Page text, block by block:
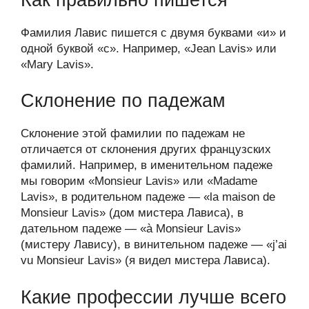
Фамилия Лавис пишется с двумя буквами «и» и
одной буквой «с». Например, «Jean Lavis» или
«Mary Lavis».
Склонение по падежам
Склонение этой фамилии по падежам не
отличается от склонения других французских
фамилий. Например, в именительном падеже
мы говорим «Monsieur Lavis» или «Madame
Lavis», в родительном падеже — «la maison de
Monsieur Lavis» (дом мистера Лависа), в
дательном падеже — «à Monsieur Lavis»
(мистеру Лавису), в винительном падеже — «j’ai
vu Monsieur Lavis» (я видел мистера Лависа).
Какие профессии лучше всего